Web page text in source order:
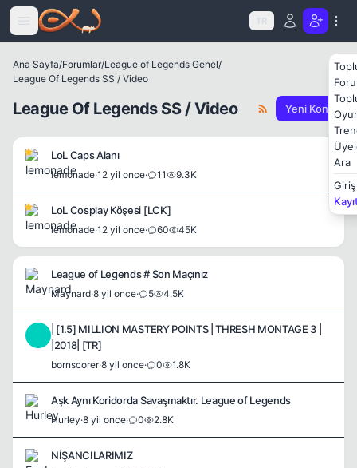
Icerige atla
TR
Ara
Giriş
Ana Sayfa/Forumlar/League of Legends Genel/
League Of Legends SS / Video
League Of Legends SS / Video Yeni Konu
LoL Caps Alanı
lemonade·12 yil once· 11 9.3K
LoL Cosplay Köşesi [LCK]
lemonade·12 yil once· 60 45K
League of Legends # Son Maçınız
Maynard·8 yil once· 5 4.5K
| [1.5] MILLION MASTERY POINTS | THRESH MONTAGE 3 |
|2018| [TR]
bornscorer·8 yil once· 0 1.8K
Aşk Aynı Koridorda Savaşmaktır. League of Legends
Hurley·8 yil once· 0 2.8K
NİŞANCILARIMIZ